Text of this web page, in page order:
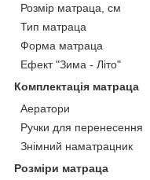
Розмір матраца, см
Тип матраца
Форма матраца
Ефект "Зима - Літо"
Комплектація матраца
Аератори
Ручки для перенесення
Знімний наматрацник
Розміри матраца